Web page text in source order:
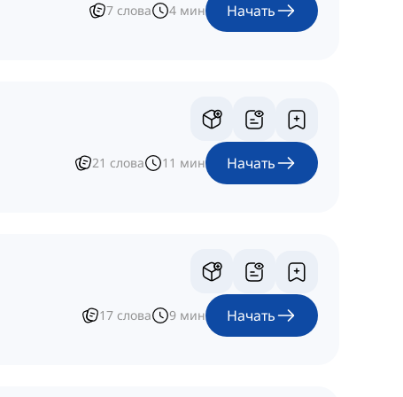
7 слова 4 мин Начать
21 слова 11 мин Начать
17 слова 9 мин Начать